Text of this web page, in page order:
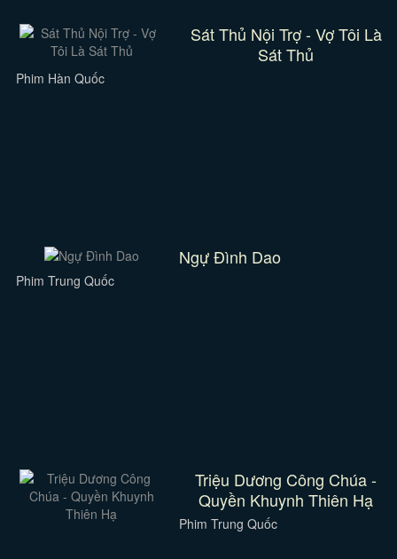
Sát Thủ Nội Trợ - Vợ Tôi Là
Sát Thủ
Phim Hàn Quốc
Ngự Đình Dao
Phim Trung Quốc
Triệu Dương Công Chúa -
Quyền Khuynh Thiên Hạ
Phim Trung Quốc